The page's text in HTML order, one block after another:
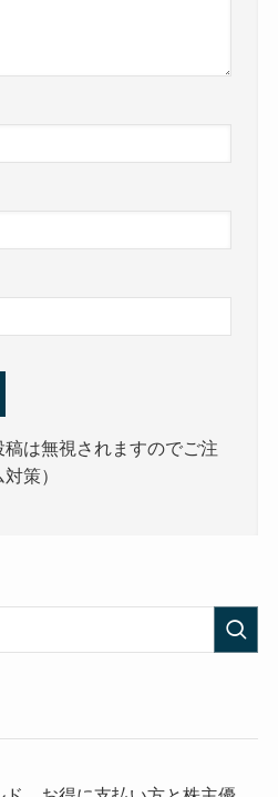
は無視されますのでご注
策）